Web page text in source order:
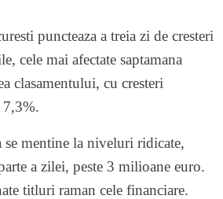
puncteaza a treia zi de cresteri
cele mai afectate saptamana
clasamentului, cu cresteri
7,3%.
mentine la niveluri ridicate,
a zilei, peste 3 milioane euro.
titluri raman cele financiare.